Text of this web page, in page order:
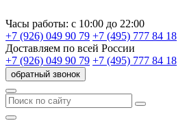
Часы работы: с 10:00 до 22:00
+7 (926) 049 90 79 +7 (495) 777 84 18
Доставляем по всей России
+7 (926) 049 90 79 +7 (495) 777 84 18
обратный звонок